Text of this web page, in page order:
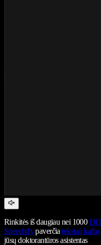
Rinkitės iš daugiau nei 1000DI
Speechifypaverčiatekstą į kalbą
jūsų doktorantūros asistentas